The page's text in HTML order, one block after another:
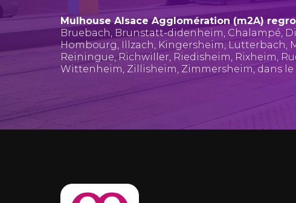
Mulhouse Alsace Agglomération (m2A)
Bruebach, Brunstatt-didenheim, Chalampé,
Hombourg, Illzach, Kingersheim, Lutterbach,
Reiningue, Richwiller, Riedisheim, Rixheim,
Wittenheim, Zillisheim, Zimmersheim, dans